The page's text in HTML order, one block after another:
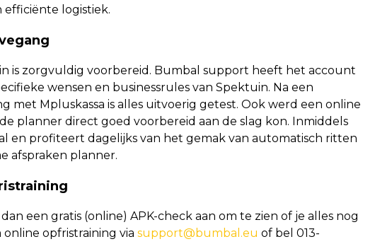
logistiek.
is zorgvuldig voorbereid. Bumbal support heeft het account
wensen en businessrules van Spektuin. Na een
met Mpluskassa is alles uitvoerig getest. Ook werd een online
planner direct goed voorbereid aan de slag kon. Inmiddels
en profiteert dagelijks van het gemak van automatisch ritten
afspraken planner.
een gratis (online) APK-check aan om te zien of je alles nog
opfristraining via support@bumbal.eu of bel 013-